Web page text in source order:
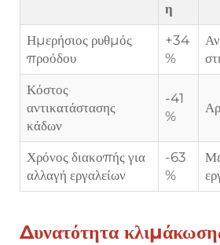
η
Ημερήσιος ρυθμός
προόδου
+34
%
Κόστος
αντικατάστασης
κάδων
-41
%
Χρόνος διακοπής για
αλλαγή εργαλείων
-63
%
Δυνατότητα